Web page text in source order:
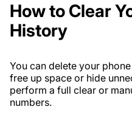
How to Clear
History
You can delete your
free up space or hide
perform a full clear or
numbers.